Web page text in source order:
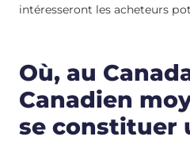
intéresseront les acheteurs
Où, au
Canadien
se constituer